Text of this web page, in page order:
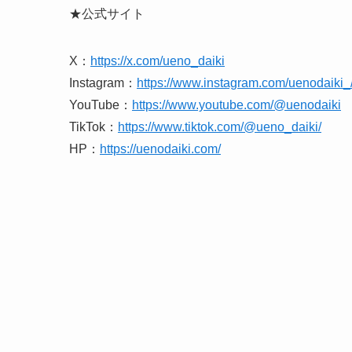
★公式サイト
X： https://x.com/ueno_daiki
Instagram： https://www.instagram.com/
YouTube： https://www.youtube.com/@uenodaiki
TikTok： https://www.tiktok.com/@ueno_daiki/
HP： https://uenodaiki.com/